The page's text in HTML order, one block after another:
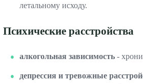
летальному исходу.
Психические расстройства
алкогольная зависимость -
депрессия и тревожные